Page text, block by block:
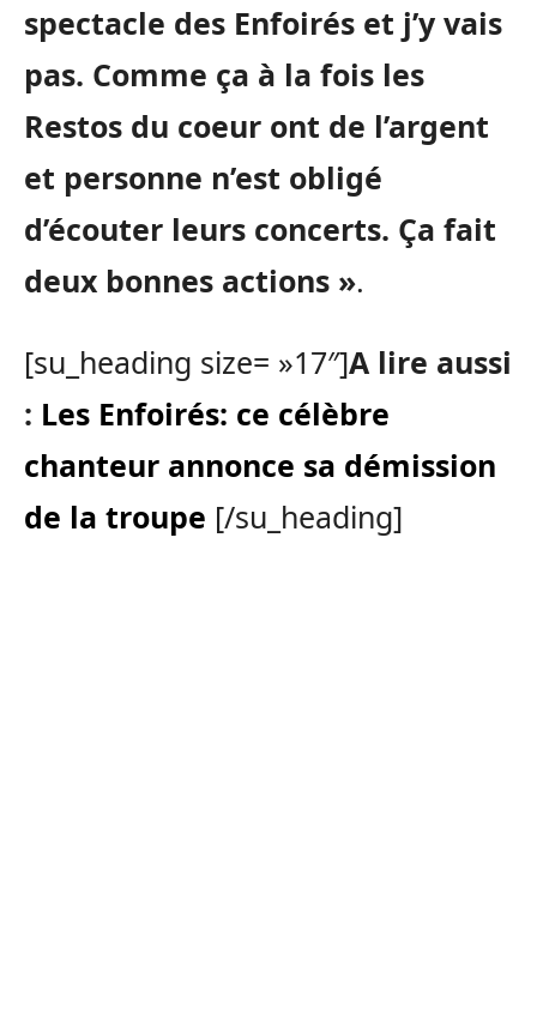
spectacle des Enfoirés et j’y vais
pas. Comme ça à la fois les
Restos du coeur ont de l’argent
et personne n’est obligé
d’écouter leurs concerts. Ça fait
deux bonnes actions ».
[su_heading size= »17″]A lire aussi
: Les Enfoirés: ce célèbre
chanteur annonce sa démission
de la troupe [/su_heading]